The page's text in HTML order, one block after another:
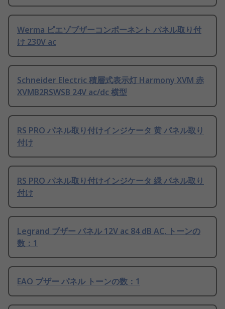
Werma ピエゾブザーコンポーネント パネル取り付
け 230V ac
Schneider Electric 積層式表示灯 Harmony XVM 赤
XVMB2RSWSB 24V ac/dc 横型
RS PRO パネル取り付けインジケータ 黄 パネル取り
付け
RS PRO パネル取り付けインジケータ 緑 パネル取り
付け
Legrand ブザー パネル 12V ac 84 dB AC, トーンの
数：1
EAO ブザー パネル トーンの数：1